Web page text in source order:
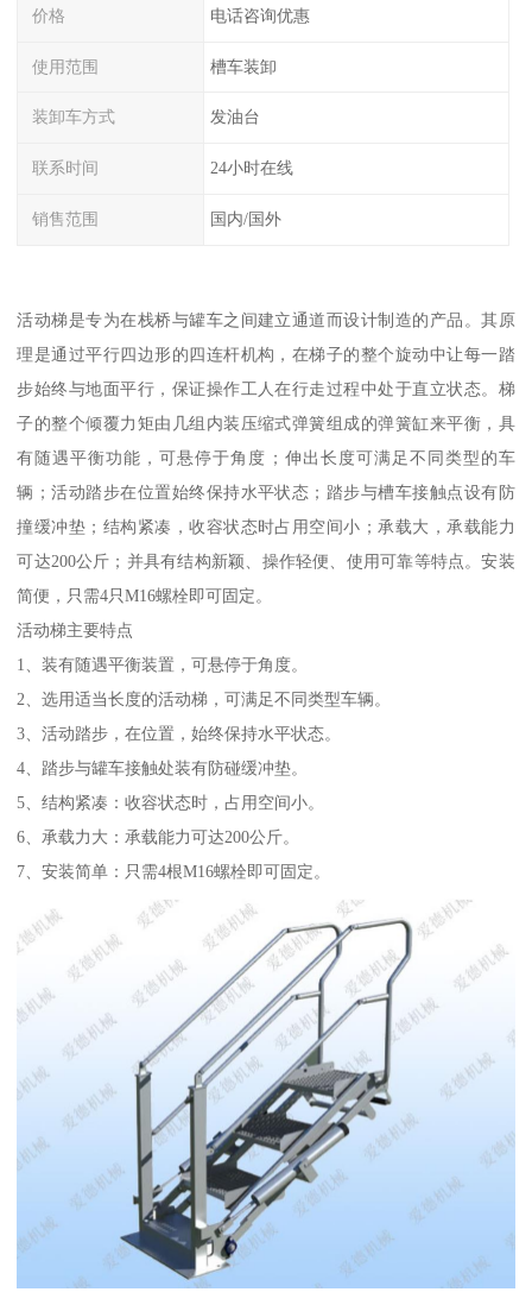
价格 电话咨询优惠
使用范围 槽车装卸
装卸车方式 发油台
联系时间 24小时在线
销售范围 国内/国外
活动梯是专为在栈桥与罐车之间建立通道而设计制造的产品。其原
理是通过平行四边形的四连杆机构，在梯子的整个旋动中让每一踏
步始终与地面平行，保证操作工人在行走过程中处于直立状态。梯
子的整个倾覆力矩由几组内装压缩式弹簧组成的弹簧缸来平衡，具
有随遇平衡功能，可悬停于角度；伸出长度可满足不同类型的车
辆；活动踏步在位置始终保持水平状态；踏步与槽车接触点设有防
撞缓冲垫；结构紧凑，收容状态时占用空间小；承载大，承载能力
可达200公斤；并具有结构新颖、操作轻便、使用可靠等特点。安装
简便，只需4只M16螺栓即可固定。
活动梯主要特点
1、装有随遇平衡装置，可悬停于角度。
2、选用适当长度的活动梯，可满足不同类型车辆。
3、活动踏步，在位置，始终保持水平状态。
4、踏步与罐车接触处装有防碰缓冲垫。
5、结构紧凑：收容状态时，占用空间小。
6、承载力大：承载能力可达200公斤。
7、安装简单：只需4根M16螺栓即可固定。